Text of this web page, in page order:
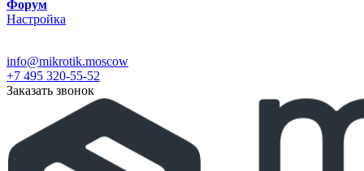
Форум
Настройка
info@mikrotik.moscow
+7 495 320-55-52
Заказать звонок